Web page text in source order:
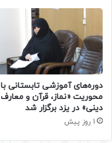
دوره‌های آموزشی تابستانی با
محوریت «نماز، قرآن و معارف
دینی» در یزد برگزار شد
1 روز پیش